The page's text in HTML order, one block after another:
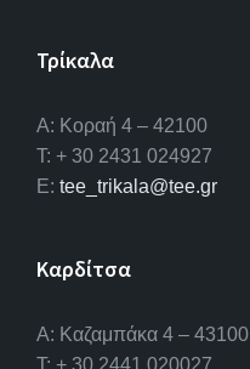
Τρίκαλα
Α: Κοραή 4 – 42100
T: + 30 2431 024927
E: tee_trikala@tee.gr
Καρδίτσα
Α: Καζαμπάκα 4 – 43100
T: + 30 2441 020027